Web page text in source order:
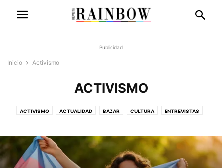
Publicidad
Inicio Activismo
ACTIVISMO
ACTIVISMO ACTUALIDAD BAZAR CULTURA ENTREVISTAS
OPINIÓN PRIDE 2026 SALUD SOCIEDAD TECNOLOGÍA
TENDENCIA TURISMO VARIOS